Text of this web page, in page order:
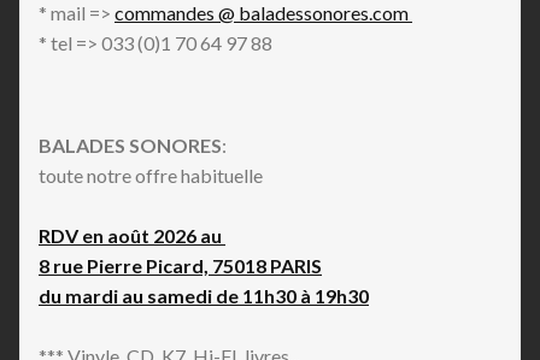
* mail => commandes @ baladessonores.com
* tel => 033 (0)1 70 64 97 88
BALADES SONORES:
toute notre offre habituelle
RDV en août 2026 au
8 rue Pierre Picard, 75018 PARIS
du mardi au samedi de 11h30 à 19h30